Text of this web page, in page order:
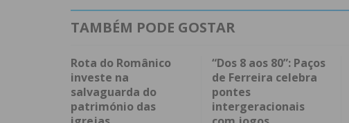
TAMBÉM PODE GOSTAR
Rota do Românico
investe na
salvaguarda do
património das
“Dos 8 aos 80”: Paços
de Ferreira celebra
pontes
intergeracionais